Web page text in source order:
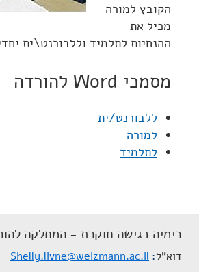
הקובץ למורה
מכיל את
ההנחיות לתלמיד וללבורנט\ית
מסמכי Word להורדה
ללבורנט/ית
למורה
לתלמיד
כימיה בגישה חוקרת - המחלקה
דוא"ל Shelly.livne@weizmann.ac.il